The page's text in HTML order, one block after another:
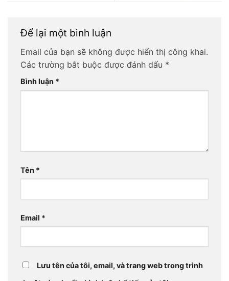
Để lại một bình luận
Email của bạn sẽ không được hiển thị công khai.
Các trường bắt buộc được đánh dấu *
Bình luận *
Tên *
Email *
Lưu tên của tôi, email, và trang web trong trình